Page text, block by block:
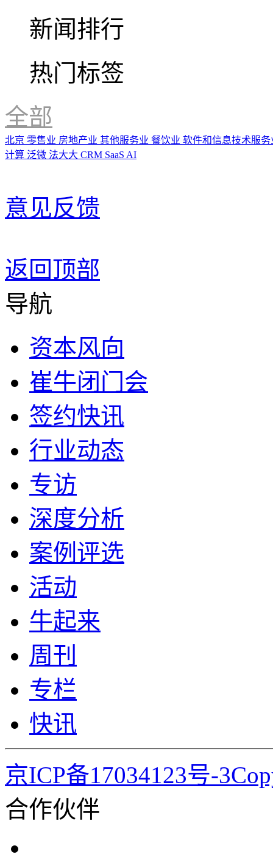
新闻排行
热门标签
全部
北京 零售业 房地产业 其他服务业 餐饮业 软件和信息技术服
计算 泛微 法大大 CRM SaaS AI
意见反馈
返回顶部
导航
资本风向
崔牛闭门会
签约快讯
行业动态
专访
深度分析
案例评选
活动
牛起来
周刊
专栏
快讯
京ICP备17034123号-
合作伙伴